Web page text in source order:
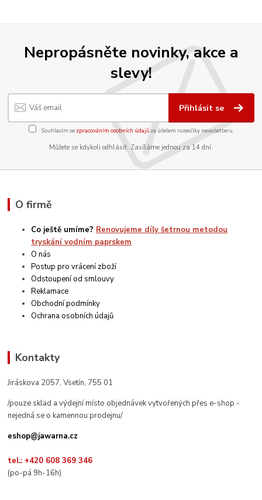
Nepropásněte novinky, akce a
slevy!
Přihlásit se
Souhlasím se zpracováním osobních údajůza účelem rozesílky newsletteru.
Můžete se kdykoli odhlásit. Zasíláme jednou za 14 dní.
O firmě
Co ještě umíme? Renovujeme díly šetrnou metodou
tryskání vodním paprskem
O nás
Postup pro vrácení zboží
Odstoupení od smlouvy
Reklamace
Obchodní podmínky
Ochrana osobních údajů
Kontakty
Jiráskova 2057, Vsetín, 755 01
/pouze sklad a výdejní místo objednávek vytvořených přes e-shop -
nejedná se o kamennou prodejnu/
eshop@jawarna.cz
tel.: +420 608 369 346
(po-pá 9h-16h)